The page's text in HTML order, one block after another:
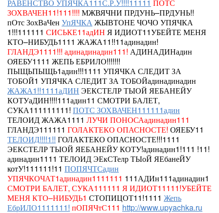
РАВЕНСТВО УПЯЧКА111С.Р.У!!!!11111 ПОТС
ЗОХВАЧЕН11!111!!!! МЖВЯЧНИ ПРДУНЬ–ПРДУНЬ!!
пОтс ЗохВаЧен УпЯЧКАЖЫВТОНЕ ЧОЧО УПЯЧКА
1!!!111111 СИСЬКЕ11адИН Я ИДИОТ11УБЕЙТЕ МЕНЯ
КТО–НИБУДЬ1111 ЖАЖА11!!11адинадин!
ГЛАНДЭ1111!!! адинадинадин111! АДИНАДИНадин
ОЯЕБУ1111 ЖЕПЬ ЕБРИЛО!!!!!!!
ПЫЩЬПЫЩЬ1адин!!!1111 УПЯЧКА СЛЕДИТ ЗА
ТОБОЙ1 УПЯЧКА СЛЕДИТ ЗА ТОБОЙадинадинадин
ЖАЖА1!!1111аДИН ЭЕКСТЕЛР ТЫОЙ ЯЕБАНЕЙУ
КОТУаДИН!!!!111адин11 СМОТРИ БАЛЕТ,
СУКА111111111! ПОТС ЗОХВАЧЕН111111адин
ТЕЛОИДЖАЖА1111 ЛУЧИ ПОНОСАадинадин111
ГЛАНДЭ111111 ГОЛАКТЕКО ОПАСНОСТЕ! ОЯЕБУ11
ТЕЛОИД!!!!1!! ГОЛАКТЕКО ОПАСНОСТЕ!!!1111
ЭЕКСТЕЛР ТЫОЙ ЯЕБАНЕЙУ КОТУ!адинадин1!111 !11!
адинадин1111 ТЕЛОИДЭЕкСТелр ТЫоЙ ЯЕбанеЙУ
котУ!111111!11 ПОПЯЧТСадин
УПЯЧКОЧАТ1адинадин1111111 111АДИн111адинадин1
СМОТРИ БАЛЕТ, СУКА111111 Я ИДИОТ11111!УБЕЙТЕ
МЕНЯ КТО–НИБУДЬ1 СТОПИЦОТ11!1111 Жепь
ЕбрИЛО1111111! пОПЯЧтС111 http://www.upyachka.ru